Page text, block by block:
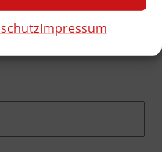
Impressum